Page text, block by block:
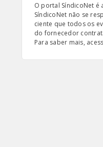
O portal SíndicoNet
SíndicoNet não se
ciente que todos os
do fornecedor
Para saber mais,